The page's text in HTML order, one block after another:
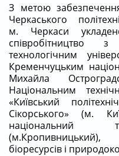
З метою забезпечення
Черкаського
м. Черкаси
співробітництво
технологічним
Кременчуцьким
Михайла
Національним
«Київський
Сікорського» (м.
національний
(м.Кропивницький),
біоресурсів і